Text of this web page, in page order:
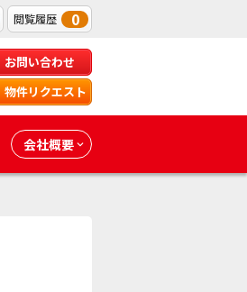
閲覧履歴 0
お問い合わせ
物件リクエスト
会社概要